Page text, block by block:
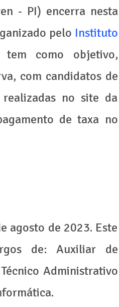
- PI) encerra nesta
pelo Instituto
como objetivo,
com candidatos de
no site da
de taxa no
agosto de 2023. Este
de: Auxiliar de
Administrativo